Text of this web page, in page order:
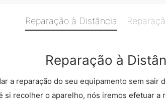
Reparação à Distância
Reparação à
a reparação do seu equipamento sem sair
si recolher o aparelho, nós iremos efetuar a